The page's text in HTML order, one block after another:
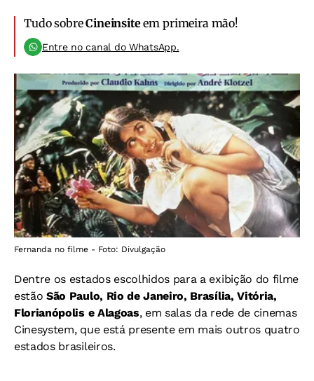
Tudo sobreCineinsiteem primeira mão!
Entre no canal do WhatsApp.
Fernanda no filme - Foto: Divulgação
Dentre os estados escolhidos para a exibição do filme
estãoSão Paulo, Rio de Janeiro, Brasília, Vitória,
Florianópolis e Alagoas, em salas da rede de cinemas
Cinesystem, que está presente em mais outros quatro
estados brasileiros.